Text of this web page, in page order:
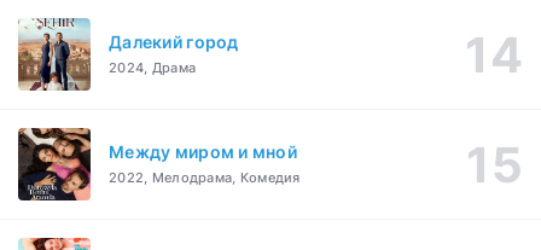
Далекий город
2024, Драма
Между миром и мной
2022, Мелодрама, Комедия